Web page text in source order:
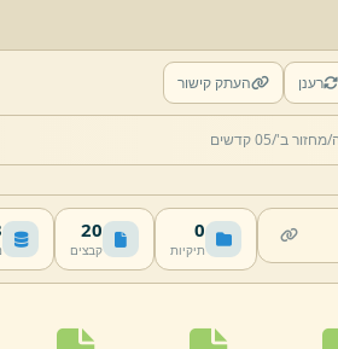
רענן העתק קישור
מחזור ב'/05 קדשים
0
תיקיות
20
קבצים